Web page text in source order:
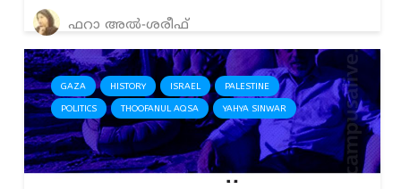
ഫറാ അല്‍-ശരീഫ്‌
GAZA HISTORY ISRAEL PALESTINE
POLITICS THOOFANUL AQSA YAHYA SINWAR